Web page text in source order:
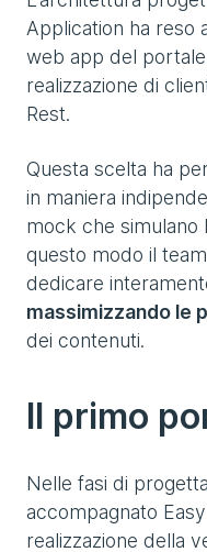
Application ha reso
web app del
realizzazione di
Rest.
Questa scelta ha
in maniera
mock che simulano
questo modo il
dedicare
massimizzando le
dei contenuti.
Il primo
Nelle fasi di
accompagnato
realizzazione della